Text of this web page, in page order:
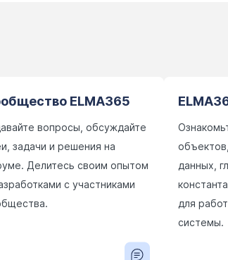
ELMA365
вопросы, обсуждайте
задачи и решения на
Делитесь своим опытом
с участниками
данных,
для
системы.